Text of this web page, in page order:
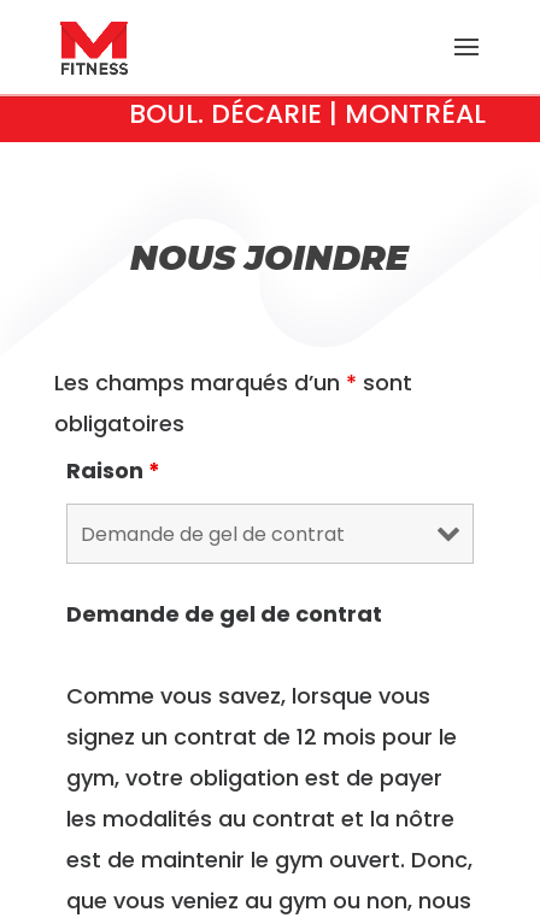
BOUL. DÉCARIE | MONTRÉAL
NOUS JOINDRE
Les champs marqués d’un * sont
obligatoires
Raison *
Demande de gel de contrat
Comme vous savez, lorsque vous
signez un contrat de 12 mois pour le
gym, votre obligation est de payer
les modalités au contrat et la nôtre
est de maintenir le gym ouvert. Donc,
que vous veniez au gym ou non, nous